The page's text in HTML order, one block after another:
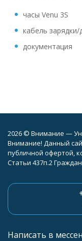
часы Venu 3S
кабель зарядки/
документация
2026 © Внимание —
Внимание! Данный
публичной офертой,
Статьи 437п.2
Написать в